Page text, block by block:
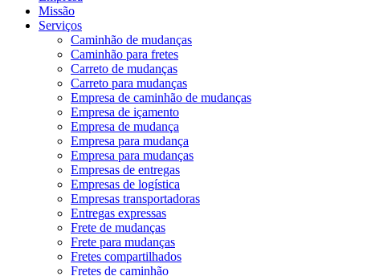
Missão
Serviços
Caminhão de mudanças
Caminhão para fretes
Carreto de mudanças
Carreto para mudanças
Empresa de caminhão de mudanças
Empresa de içamento
Empresa de mudança
Empresa para mudança
Empresa para mudanças
Empresas de entregas
Empresas de logística
Empresas transportadoras
Entregas expressas
Frete de mudanças
Frete para mudanças
Fretes compartilhados
Fretes de caminhão